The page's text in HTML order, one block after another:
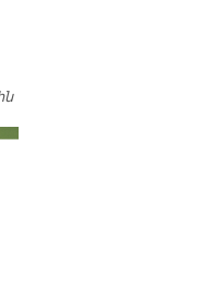
Դատել…